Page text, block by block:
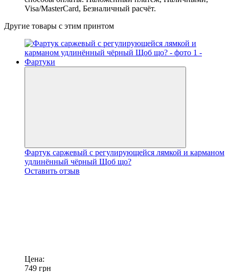
Visa/MasterCard, Безналичный расчёт.
Другие товары с этим принтом
Фартук саржевый с регулирующейся лямкой и карманом
удлинённый чёрный Щоб що?
Оставить отзыв
Цена:
749 грн